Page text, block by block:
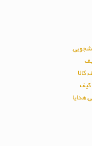
,
,کالا
,کیف
,هدایا